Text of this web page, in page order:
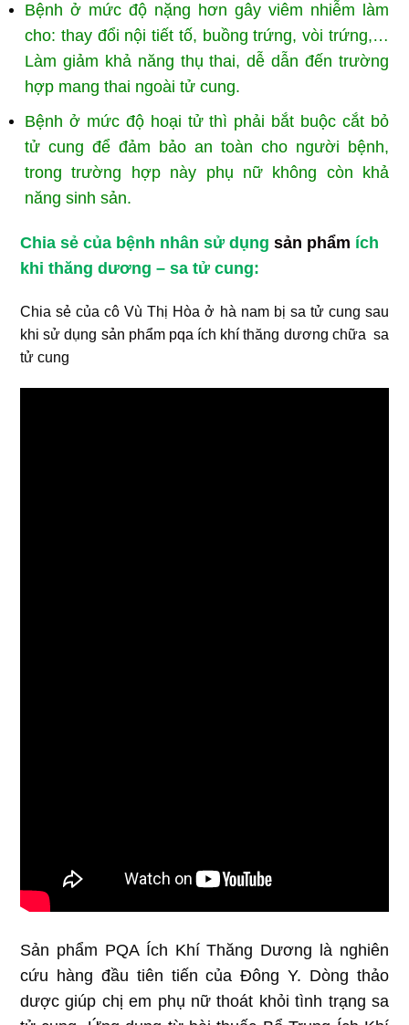
Bệnh ở mức độ nặng hơn gây viêm nhiễm làm
cho: thay đổi nội tiết tố, buồng trứng, vòi trứng,…
Làm giảm khả năng thụ thai, dễ dẫn đến trường
hợp mang thai ngoài tử cung.
Bệnh ở mức độ hoại tử thì phải bắt buộc cắt bỏ
tử cung để đảm bảo an toàn cho người bệnh,
trong trường hợp này phụ nữ không còn khả
năng sinh sản.
Chia sẻ của bệnh nhân sử dụng sản phẩm ích
khi thăng dương – sa tử cung:
Chia sẻ của cô Vù Thị Hòa ở hà nam bị sa tử cung sau
khi sử dụng sản phẩmpqa ích khí thăng dương chữa sa
tử cung
Sản phẩm PQA Ích Khí Thăng Dương là nghiên
cứu hàng đầu tiên tiến của Đông Y. Dòng thảo
dược giúp chị em phụ nữ thoát khỏi tình trạng sa